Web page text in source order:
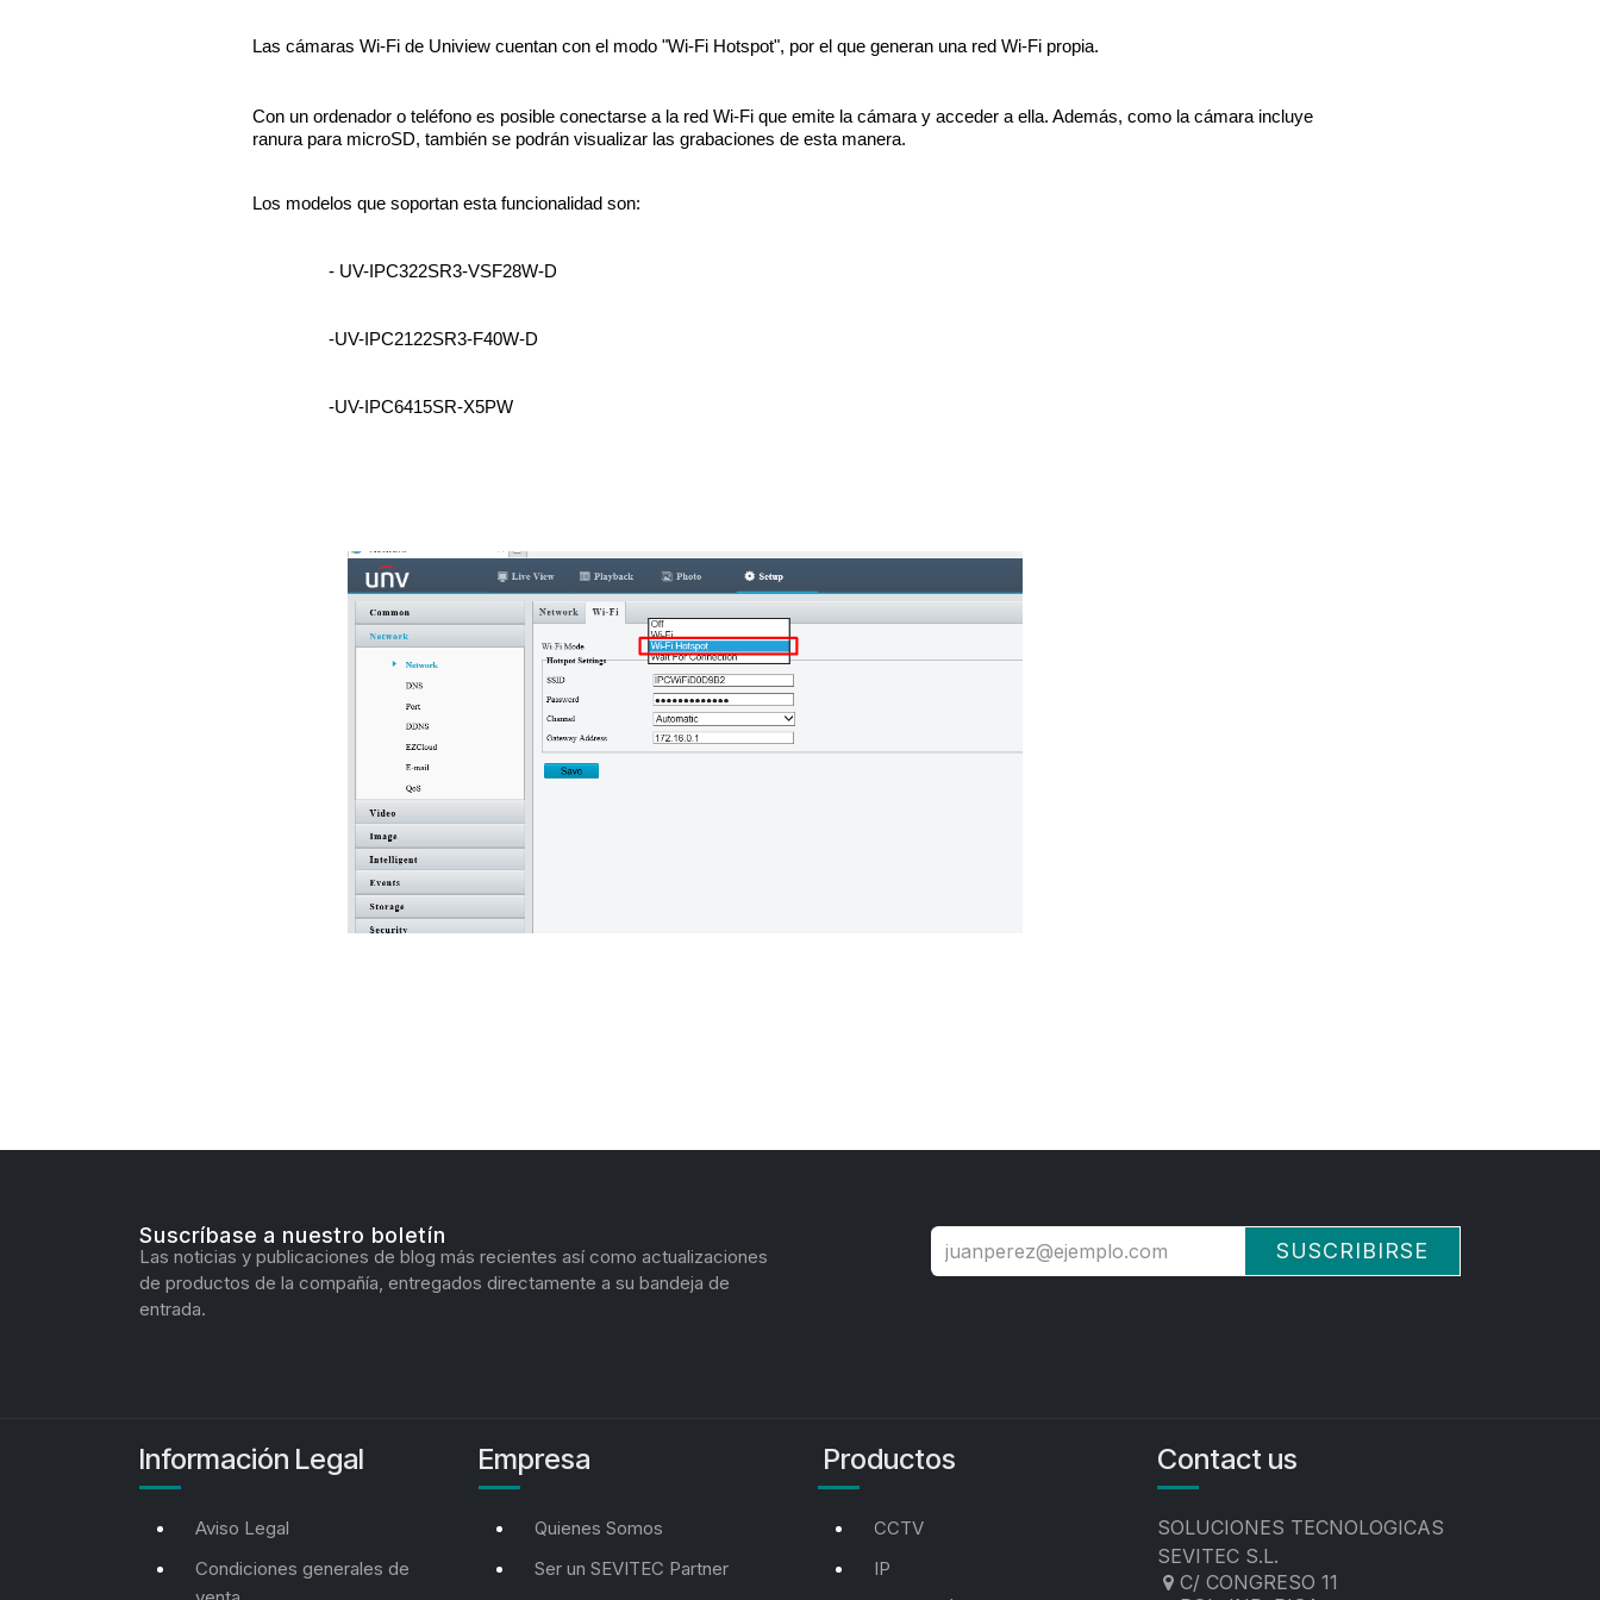
Las cámaras Wi-Fi de Uniview cuentan con el modo "Wi-Fi Hotspot", por el que generan una red Wi-Fi propia.
Con un ordenador o teléfono es posible conectarse a la red Wi-Fi que emite la cámara y acceder a ella. Además, como la cámara incluye
ranura para microSD, también se podrán visualizar las grabaciones de esta manera.
Los modelos que soportan esta funcionalidad son:
- UV-IPC322SR3-VSF28W-D
-UV-IPC2122SR3-F40W-D
-UV-IPC6415SR-X5PW
Suscríbase a nuestro boletín
Las noticias y publicaciones de blog más recientes así como actualizaciones
de productos de la compañía, entregados directamente a su bandeja de
entrada.
SUSCRIBIRSE
Información Legal
Aviso Legal
Condiciones generales de
Empresa
Quienes Somos
Ser un SEVITEC Partner
Productos
CCTV
IP
Contact us
SOLUCIONES TECNOLOGICAS
SEVITEC S.L.
C/ CONGRESO 11